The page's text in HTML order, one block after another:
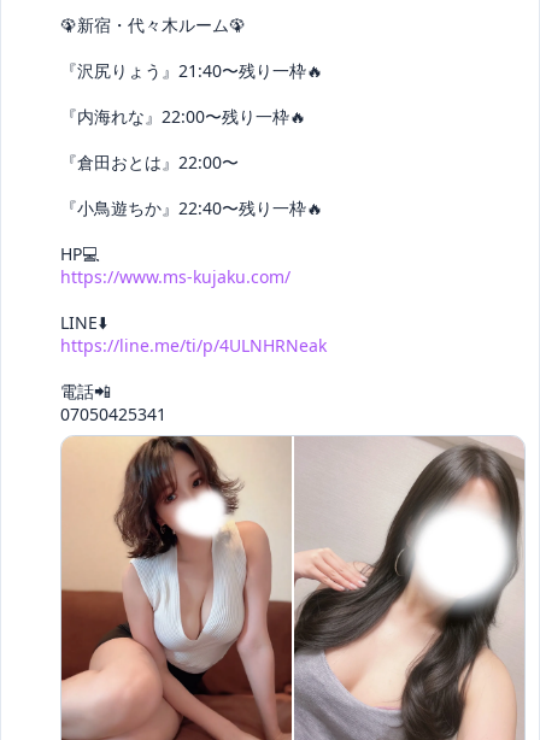
🦚新宿・代々木ルーム🦚
『沢尻りょう』21:40〜残り一枠🔥
『内海れな』22:00〜残り一枠🔥
『倉田おとは』22:00〜
『小鳥遊ちか』22:40〜残り一枠🔥
HP💻
https://www.ms-kujaku.com/
LINE⬇️
https://line.me/ti/p/4ULNHRNeak
電話📲
07050425341